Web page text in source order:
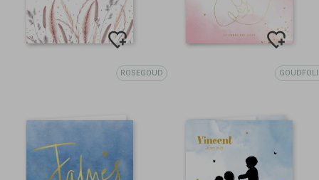
ROSEGOUD